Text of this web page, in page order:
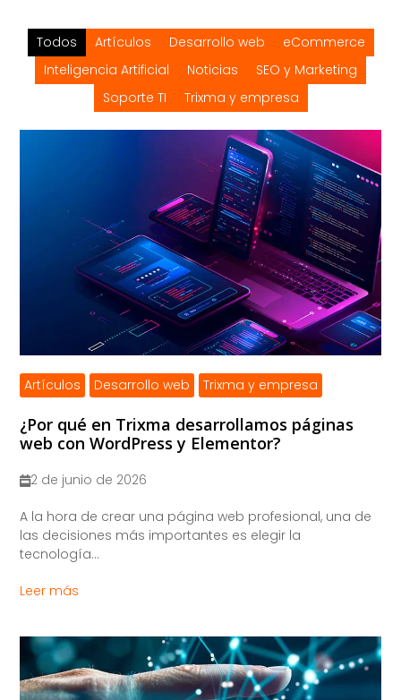
Todos Artículos Desarrollo web
eCommerce
Inteligencia Artificial
Noticias
SEO y Marketing
Soporte TI
Trixma y empresa
Artículos Desarrollo web Trixma y empresa
¿Por qué en Trixma desarrollamos páginas
web con WordPress y Elementor?
2 de junio de 2026
A la hora de crear una página web profesional, una de
las decisiones más importantes es elegir la
tecnología...
Leer más